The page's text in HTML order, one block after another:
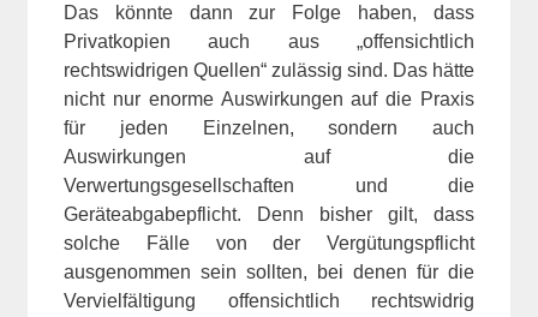
Das könnte dann zur Folge haben, dass
Privatkopien auch aus „offensichtlich
rechtswidrigen Quellen“ zulässig sind. Das hätte
nicht nur enorme Auswirkungen auf die Praxis
für jeden Einzelnen, sondern auch
Auswirkungen auf die
Verwertungsgesellschaften und die
Geräteabgabepflicht. Denn bisher gilt, dass
solche Fälle von der Vergütungspflicht
ausgenommen sein sollten, bei denen für die
Vervielfältigung offensichtlich rechtswidrig